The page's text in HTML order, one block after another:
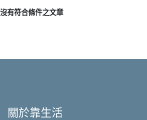
沒有符合條件之文章
關於靠生活